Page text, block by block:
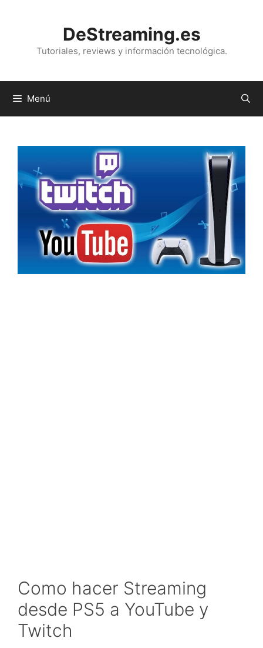
DeStreaming.es
Tutoriales, reviews y información tecnológica.
Menú
Como hacer Streaming
desde PS5 a YouTube y
Twitch